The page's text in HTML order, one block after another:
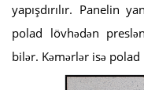
yapışdırılır. Panelin
polad lövhədən
bilər. Kəmərlər isə